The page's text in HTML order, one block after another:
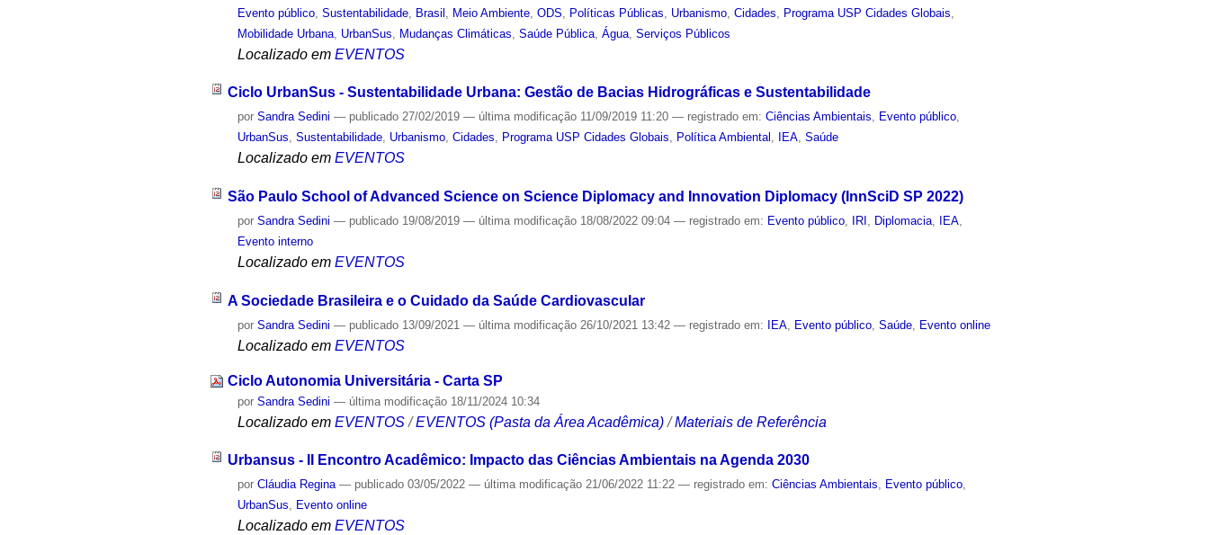
Evento público ,Sustentabilidade Brasil Meio Ambiente ,ODS Políticas Públicas Urbanismo ,Cidades Programa USP Cidades Globais
Mobilidade Urbana UrbanSus Mudanças Climáticas ,Saúde Pública ,Água ,Serviços Públicos
Localizado em EVENTOS
Ciclo UrbanSus - Sustentabilidade Urbana: Gestão de Bacias Hidrográficas e Sustentabilidade
porSandra Sedini — publicado 27/02/2019— última modificação 11/09/2019 11:20— registrado em:Ciências Ambientais, Evento público,
UrbanSus,Sustentabilidade, Urbanismo,Cidades, Programa USP Cidades Globais, Política Ambiental , IEA,Saúde
Localizado em EVENTOS
São Paulo School of Advanced Science on Science Diplomacy and Innovation Diplomacy (InnSciD SP 2022)
porSandra Sedini — publicado 19/08/2019— última modificação 18/08/2022 09:04— registrado em: Evento público, IRI , Diplomacia, IEA,
Evento interno
Localizado em EVENTOS
A Sociedade Brasileira e o Cuidado da Saúde Cardiovascular
porSandra Sedini — publicado 13/09/2021— última modificação 26/10/2021 13:42— registrado em: IEA Evento público ,Saúde Evento online
Localizado em EVENTOS
Ciclo Autonomia Universitária - Carta SP
porSandra Sedini — última modificação 18/11/2024 10:34
Localizado em EVENTOS /EVENTOS (Pasta da Área Acadêmica) /Materiais de Referência
Urbansus - II Encontro Acadêmico: Impacto das Ciências Ambientais na Agenda 2030
porCláudia Regina — publicado 03/05/2022— última modificação 21/06/2022 11:22— registrado em:Ciências Ambientais, Evento público,
UrbanSus, Evento online
Localizado em EVENTOS